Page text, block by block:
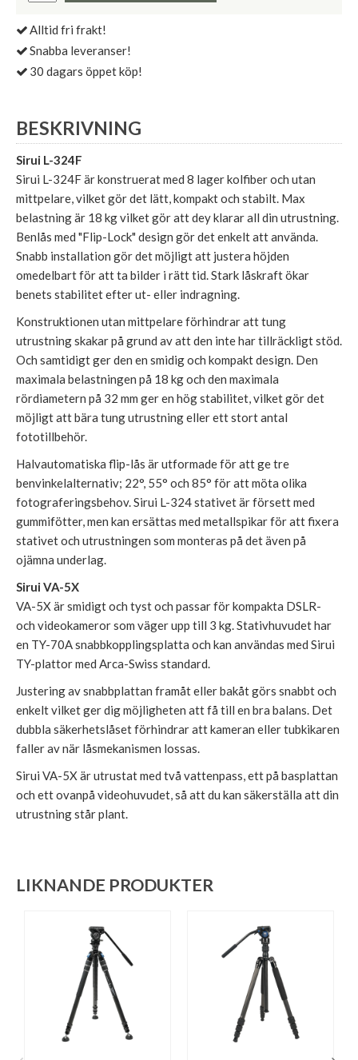
Alltid fri frakt!
Snabba leveranser!
30 dagars öppet köp!
BESKRIVNING
Sirui L-324F
Sirui L-324F är konstruerat med 8 lager kolfiber och utan
mittpelare, vilket gör det lätt, kompakt och stabilt. Max
belastning är 18 kg vilket gör att dey klarar all din utrustning.
Benlås med "Flip-Lock" design gör det enkelt att använda.
Snabb installation gör det möjligt att justera höjden
omedelbart för att ta bilder i rätt tid. Stark låskraft ökar
benets stabilitet efter ut- eller indragning.
Konstruktionen utan mittpelare förhindrar att tung
utrustning skakar på grund av att den inte har tillräckligt stöd.
Och samtidigt ger den en smidig och kompakt design. Den
maximala belastningen på 18 kg och den maximala
rördiametern på 32 mm ger en hög stabilitet, vilket gör det
möjligt att bära tung utrustning eller ett stort antal
fototillbehör.
Halvautomatiska flip-lås är utformade för att ge tre
benvinkelalternativ; 22°, 55° och 85° för att möta olika
fotograferingsbehov. Sirui L-324 stativet är försett med
gummifötter, men kan ersättas med metallspikar för att fixera
stativet och utrustningen som monteras på det även på
ojämna underlag.
Sirui VA-5X
VA-5X är smidigt och tyst och passar för kompakta DSLR-
och videokameror som väger upp till 3 kg. Stativhuvudet har
en TY-70A snabbkopplingsplatta och kan användas med Sirui
TY-plattor med Arca-Swiss standard.
Justering av snabbplattan framåt eller bakåt görs snabbt och
enkelt vilket ger dig möjligheten att få till en bra balans. Det
dubbla säkerhetslåset förhindrar att kameran eller tubkikaren
faller av när låsmekanismen lossas.
Sirui VA-5X är utrustat med två vattenpass, ett på basplattan
och ett ovanpå videohuvudet, så att du kan säkerställa att din
utrustning står plant.
LIKNANDE PRODUKTER